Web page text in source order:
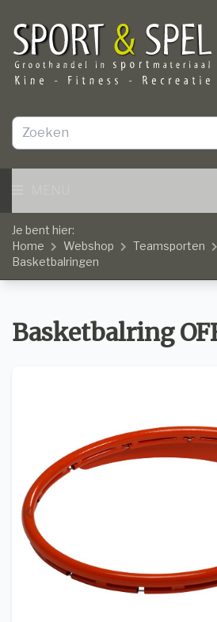
Je bent hier:
Home
Webshop Teamsporten
Basketbalringen
Basketbalring